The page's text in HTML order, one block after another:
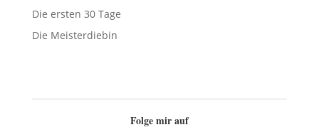
Die ersten 30 Tage
Die Meisterdiebin
Folge mir auf